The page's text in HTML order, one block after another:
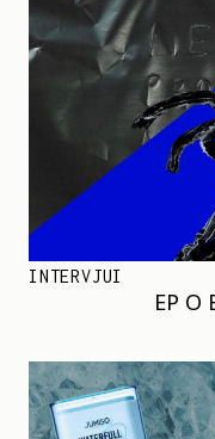
INTERVJUI
EP O